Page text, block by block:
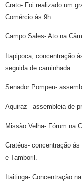
Crato- Foi realizado um
Comércio às 9h.
Campo Sales- Ato na
Itapipoca, concentração
seguida de caminhada.
Senador Pompeu-
Aquiraz– assembleia de
Missão Velha- Fórum na
Cratéus- concentração
e Tamboril.
Itaitinga- Concentração